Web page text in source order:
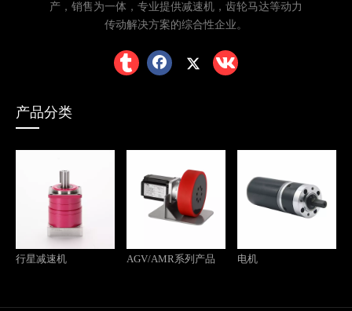
产，销售为一体，专业提供减速机，齿轮马达等动力
传动解决方案的综合性企业。
产品分类
行星减速机 AGV/AMR系列产品 电机